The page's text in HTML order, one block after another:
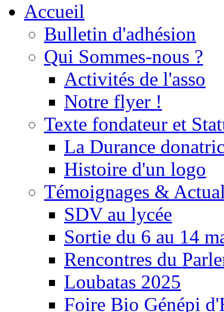
Accueil
Bulletin d'adhésion
Qui Sommes-nous ?
Activités de l'asso
Notre flyer !
Texte fondateur et
La Durance
Histoire d'un logo
Témoignages &
SDV au lycée
Sortie du 6 au 14
Rencontres du
Loubatas 2025
Foire Bio Génépi